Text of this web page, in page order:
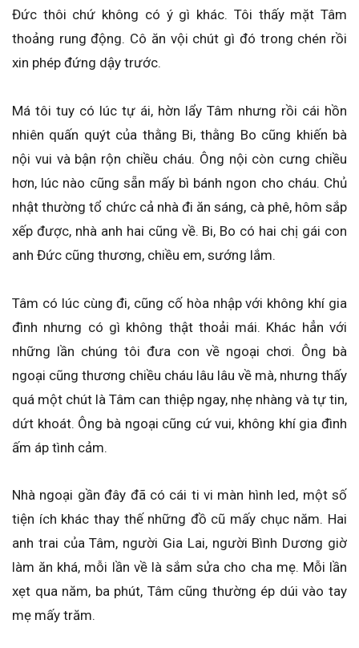
Đức thôi chứ không có ý gì khác. Tôi thấy mặt Tâm
thoảng rung động. Cô ăn vội chút gì đó trong chén rồi
xin phép đứng dậy trước.
Má tôi tuy có lúc tự ái, hờn lẩy Tâm nhưng rồi cái hồn
nhiên quấn quýt của thằng Bi, thằng Bo cũng khiến bà
nội vui và bận rộn chiều cháu. Ông nội còn cưng chiều
hơn, lúc nào cũng sẵn mấy bì bánh ngon cho cháu. Chủ
nhật thường tổ chức cả nhà đi ăn sáng, cà phê, hôm sắp
xếp được, nhà anh hai cũng về. Bi, Bo có hai chị gái con
anh Đức cũng thương, chiều em, sướng lắm.
Tâm có lúc cùng đi, cũng cố hòa nhập với không khí gia
đình nhưng có gì không thật thoải mái. Khác hẳn với
những lần chúng tôi đưa con về ngoại chơi. Ông bà
ngoại cũng thương chiều cháu lâu lâu về mà, nhưng thấy
quá một chút là Tâm can thiệp ngay, nhẹ nhàng và tự tin,
dứt khoát. Ông bà ngoại cũng cứ vui, không khí gia đình
ấm áp tình cảm.
Nhà ngoại gần đây đã có cái ti vi màn hình led, một số
tiện ích khác thay thế những đồ cũ mấy chục năm. Hai
anh trai của Tâm, người Gia Lai, người Bình Dương giờ
làm ăn khá, mỗi lần về là sắm sửa cho cha mẹ. Mỗi lần
xẹt qua năm, ba phút, Tâm cũng thường ép dúi vào tay
mẹ mấy trăm.